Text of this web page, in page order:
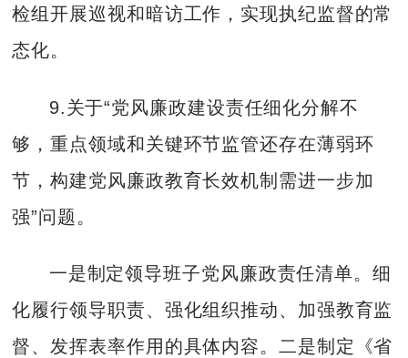
检组开展巡视和暗访工作，实现执纪监督的常
态化。
9.关于“党风廉政建设责任细化分解不
够，重点领域和关键环节监管还存在薄弱环
节，构建党风廉政教育长效机制需进一步加
强”问题。
一是制定领导班子党风廉政责任清单。细
化履行领导职责、强化组织推动、加强教育监
督、发挥表率作用的具体内容。二是制定《省